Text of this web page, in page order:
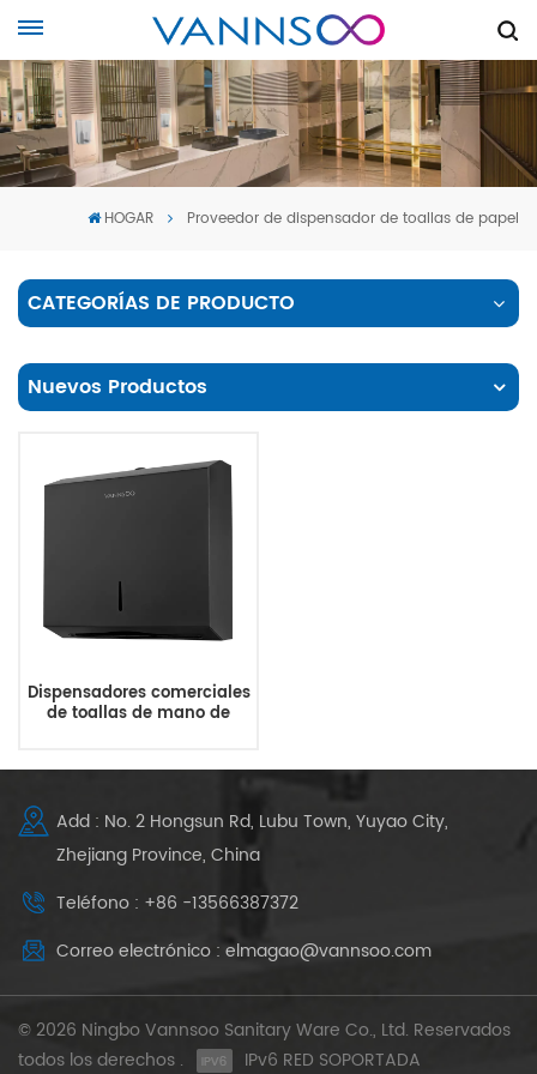
HOGAR Proveedor de dispensador de toallas de papel
CATEGORÍAS DE PRODUCTO
Nuevos Productos
Dispensadores comerciales
de toallas de mano de
Add : No. 2 Hongsun Rd, Lubu Town, Yuyao City,
Zhejiang Province, China
Teléfono : +86 -13566387372
Correo electrónico : elmagao@vannsoo.com
© 2026 Ningbo Vannsoo Sanitary Ware Co., Ltd. Reservados
todos los derechos .
IPv6 RED SOPORTADA